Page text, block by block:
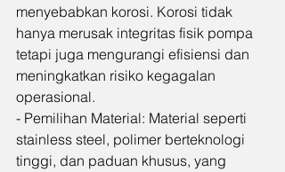
menyebabkan korosi. Korosi tidak
hanya merusak integritas fisik pompa
tetapi juga mengurangi efisiensi dan
meningkatkan risiko kegagalan
operasional.
- Pemilihan Material: Material seperti
stainless steel, polimer berteknologi
tinggi, dan paduan khusus, yang